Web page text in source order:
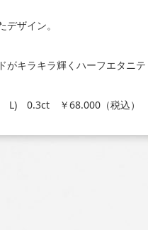
ザイン。
キラキラ輝くハーフエタニテ
￥68.000（税込）